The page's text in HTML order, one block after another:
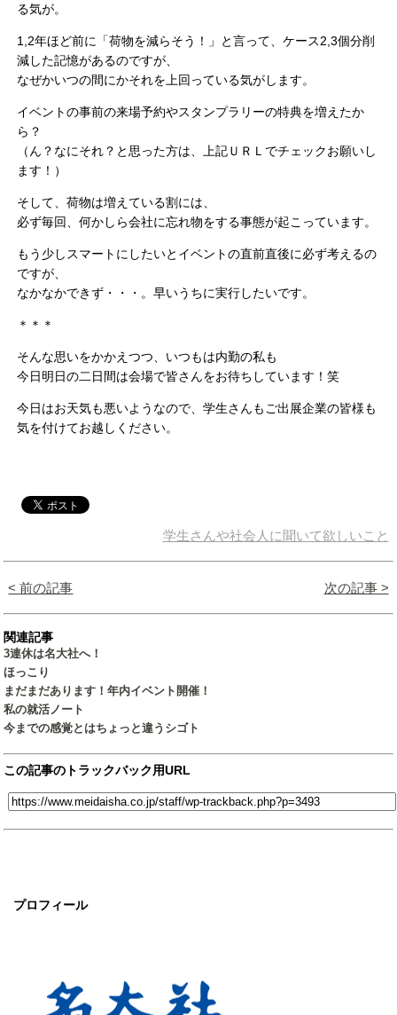
プロフィール
る気が。
1,2年ほど前に「荷物を減らそう！」と言って、ケース2,3個分削
減した記憶があるのですが、
なぜかいつの間にかそれを上回っている気がします。
イベントの事前の来場予約やスタンプラリーの特典を増えたか
ら？
（ん？なにそれ？と思った方は、上記ＵＲＬでチェックお願いし
ます！）
そして、荷物は増えている割には、
必ず毎回、何かしら会社に忘れ物をする事態が起こっています。
もう少しスマートにしたいとイベントの直前直後に必ず考えるの
ですが、
なかなかできず・・・。早いうちに実行したいです。
＊＊＊
そんな思いをかかえつつ、いつもは内勤の私も
今日明日の二日間は会場で皆さんをお待ちしています！笑
今日はお天気も悪いようなので、学生さんもご出展企業の皆様も
気を付けてお越しください。
学生さんや社会人に聞いて欲しいこと
< 前の記事 次の記事 >
関連記事
3連休は名大社へ！
ほっこり
まだまだあります！年内イベント開催！
私の就活ノート
今までの感覚とはちょっと違うシゴト
この記事のトラックバック用URL